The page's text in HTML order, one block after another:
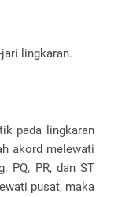
lingkaran.
pada lingkaran
akord melewati
PQ, PR, dan ST
pusat, maka